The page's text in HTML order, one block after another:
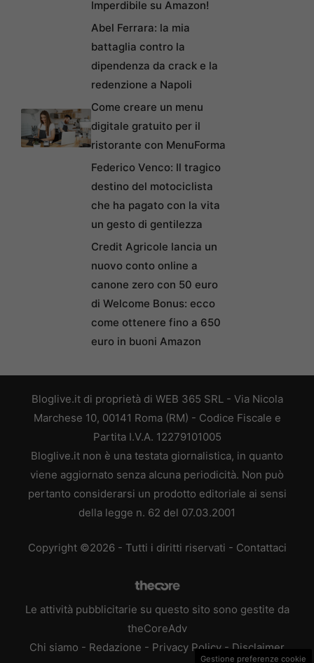
Imperdibile su Amazon!
Abel Ferrara: la mia
battaglia contro la
dipendenza da crack e la
redenzione a Napoli
Come creare un menu
digitale gratuito per il
ristorante con MenuForma
Federico Venco: Il tragico
destino del motociclista
che ha pagato con la vita
un gesto di gentilezza
Credit Agricole lancia un
nuovo conto online a
canone zero con 50 euro
di Welcome Bonus: ecco
come ottenere fino a 650
euro in buoni Amazon
Bloglive.it di proprietà di WEB 365 SRL - Via Nicola
Marchese 10, 00141 Roma (RM) - Codice Fiscale e
Partita I.V.A. 12279101005
Bloglive.it non è una testata giornalistica, in quanto
viene aggiornato senza alcuna periodicità. Non può
pertanto considerarsi un prodotto editoriale ai sensi
della legge n. 62 del 07.03.2001
Copyright ©2026 - Tutti i diritti riservati - Contattaci
Le attività pubblicitarie su questo sito sono gestite da
theCoreAdv
Chi siamo - Redazione - Privacy Policy - Disclaimer
Gestione preferenze cookie